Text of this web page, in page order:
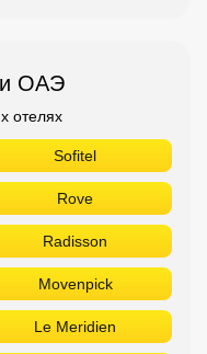
ОАЭ
отелях
Sofitel
Rove
Radisson
Movenpick
Le Meridien